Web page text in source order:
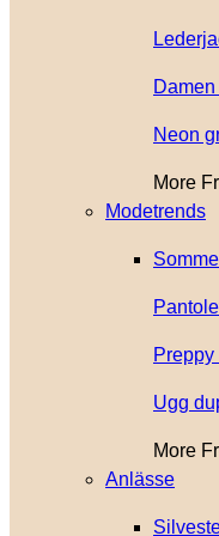
Neon
More
Modetrends
Ugg
More
Anlässe